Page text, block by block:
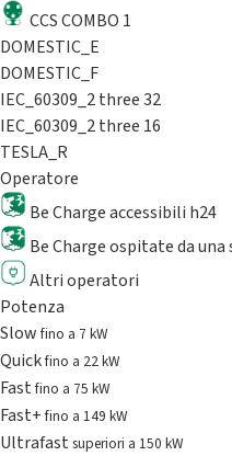
CCS COMBO 1
DOMESTIC_E
DOMESTIC_F
IEC_60309_2 three 32
IEC_60309_2 three 16
TESLA_R
Operatore
Be Charge accessibili h24
Be Charge ospitate da
Altri operatori
Potenza
Slowfino a 7 kW
Quickfino a 22 kW
Fastfino a 75 kW
Fast+fino a 149 kW
Ultrafast superiori a 150 kW